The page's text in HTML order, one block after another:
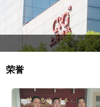
荣誉